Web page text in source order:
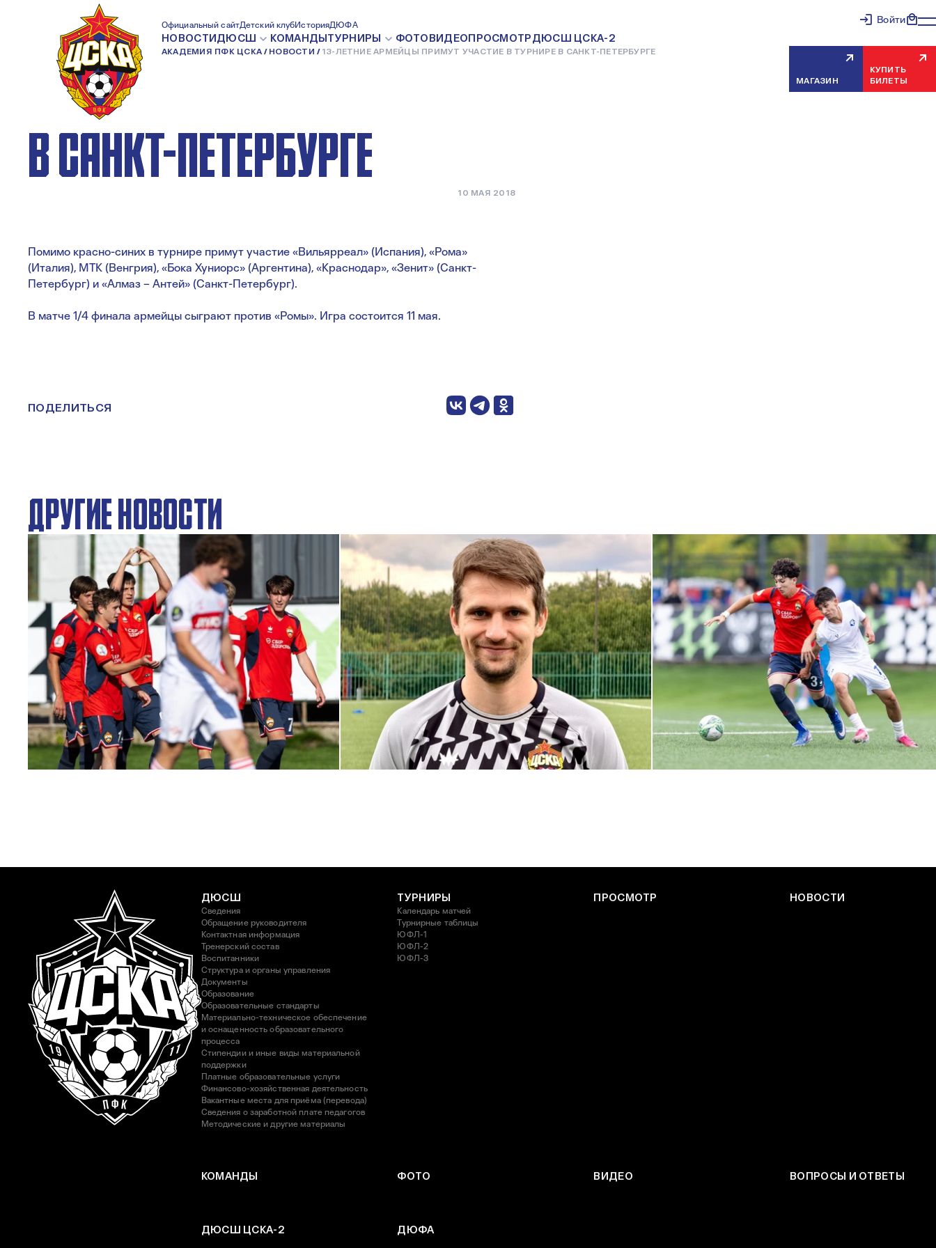
Официальный сайтДетский клубИсторияДЮФА
НОВОСТИДЮСШ КОМАНДЫТУРНИРЫ ФОТОВИДЕОПРОСМОТРДЮСШ ЦСКА-2
АКАДЕМИЯ ПФК ЦСКА НОВОСТИ 13-ЛЕТНИЕ АРМЕЙЦЫ ПРИМУТ УЧАСТИЕ В ТУРНИРЕ В САНКТ-ПЕТЕРБУРГЕ
Войти
МАГАЗИН
КУПИТЬ
БИЛЕТЫ
13-ЛЕТНИЕ АРМЕЙЦЫ
ПРИМУТ УЧАСТИЕ В ТУРНИРЕ
В САНКТ-ПЕТЕРБУРГЕ
10 МАЯ 2018
Помимо красно-синих в турнире примут участие «Вильярреал» (Испания), «Рома»
(Италия), МТК (Венгрия), «Бока Хуниорс» (Аргентина), «Краснодар», «Зенит» (Санкт-
Петербург) и «Алмаз – Антей» (Санкт-Петербург).
В матче 1/4 финала армейцы сыграют против «Ромы». Игра состоится 11 мая.
ПОДЕЛИТЬСЯ
ДРУГИЕ НОВОСТИ
ЮФЛ: Московское дерби на «Октябре»
3 АВГУСТА 2026 14:15
С возвращением в родной клуб, Антон Александрович!
27 ИЮЛЯ 2026 14:40
ЮФЛ: Армейцы приняли «Чертаново»
ДЮСШ
Сведения
Обращение руководителя
Контактная информация
Тренерский состав
Воспитанники
Структура и органы управления
Документы
Образование
Образовательные стандарты
Материально-техническое обеспечение
и оснащенность образовательного
процесса
Стипендии и иные виды материальной
поддержки
Платные образовательные услуги
Финансово-хозяйственная деятельность
Вакантные места для приёма (перевода)
Сведения о заработной плате педагогов
Методические и другие материалы
ТУРНИРЫ
Календарь матчей
Турнирные таблицы
ЮФЛ-1
ЮФЛ-2
ЮФЛ-3
ПРОСМОТР НОВОСТИ
КОМАНДЫ ФОТО ВИДЕО ВОПРОСЫ И ОТВЕТЫ
ДЮСШ ЦСКА-2 ДЮФА